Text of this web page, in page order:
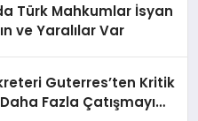
Türk Mahkumlar İsyan
ve Yaralılar Var
Guterres’ten Kritik
Fazla Çatışmayı